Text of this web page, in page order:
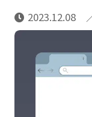
2023.12.08